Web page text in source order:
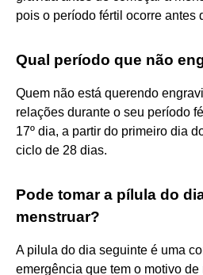
pois o período fértil ocorre antes
Qual período que não
Quem não está querendo
relações durante o seu período
17º dia, a partir do primeiro dia
ciclo de 28 dias.
Pode tomar a pílula do
menstruar?
A pilula do dia seguinte é uma
emergência que tem o motivo de